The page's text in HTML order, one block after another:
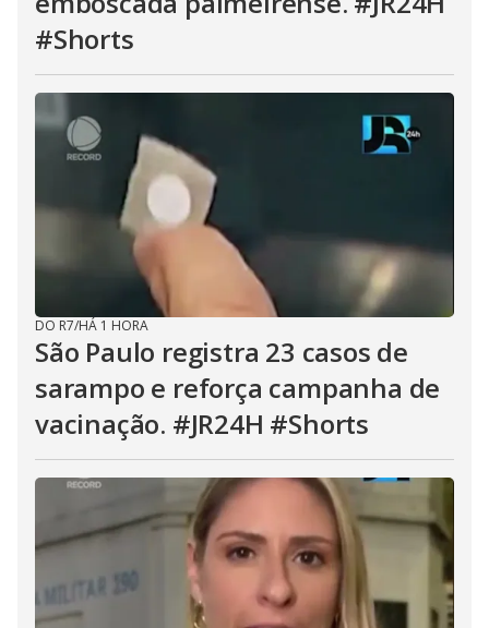
#Shorts
DO R7/HÁ 1 HORA
São Paulo registra 23 casos de
sarampo e reforça campanha de
vacinação. #JR24H #Shorts